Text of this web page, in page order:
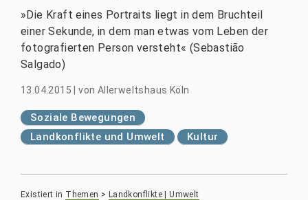
»Die Kraft eines Portraits liegt in dem Bruchteil
einer Sekunde, in dem man etwas vom Leben der
fotografierten Person versteht« (Sebastião
Salgado)
13.04.2015 |von Allerweltshaus Köln
Soziale Bewegungen
Landkonflikte und Umwelt
Kultur
Existiert in Themen > Landkonflikte | Umwelt